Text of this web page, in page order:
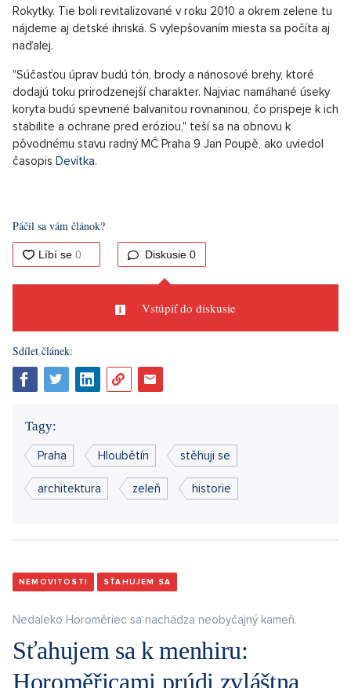
Rokytky. Tie boli revitalizované v roku 2010 a okrem zelene tu
nájdeme aj detské ihriská. S vylepšovaním miesta sa počíta aj
naďalej.
"Súčasťou úprav budú tón, brody a nánosové brehy, ktoré
dodajú toku prirodzenejší charakter. Najviac namáhané úseky
koryta budú spevnené balvanitou rovnaninou, čo prispeje k ich
stabilite a ochrane pred eróziou," teší sa na obnovu k
pôvodnému stavu radný MČ Praha 9 Jan Poupě, ako uviedol
časopis Devítka.
Páčil sa vám článok?
Diskusie 0
Vstúpiť do diskusie
Sdílet článek:
Tagy:
Praha Hloubětín stěhuji se
architektura zeleň historie
NEMOVITOSTI SŤAHUJEM SA
Nedaleko Horoměriec sa nachádza neobyčajný kameň.
Sťahujem sa k menhiru:
Horoměřicami prúdi zvláštna